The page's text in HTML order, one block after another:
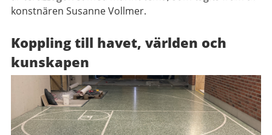
konstnären Susanne Vollmer.
Koppling till havet, världen och
kunskapen